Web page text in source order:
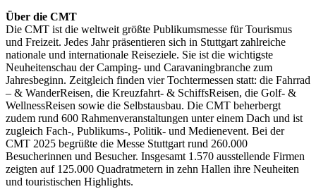
Über die CMT
Die CMT ist die weltweit größte Publikumsmesse für Tourismus
und Freizeit. Jedes Jahr präsentieren sich in Stuttgart zahlreiche
nationale und internationale Reiseziele. Sie ist die wichtigste
Neuheitenschau der Camping- und Caravaningbranche zum
Jahresbeginn. Zeitgleich finden vier Tochtermessen statt: die Fahrrad
– & WanderReisen, die Kreuzfahrt- & SchiffsReisen, die Golf- &
WellnessReisen sowie die Selbstausbau. Die CMT beherbergt
zudem rund 600 Rahmenveranstaltungen unter einem Dach und ist
zugleich Fach-, Publikums-, Politik- und Medienevent. Bei der
CMT 2025 begrüßte die Messe Stuttgart rund 260.000
Besucherinnen und Besucher. Insgesamt 1.570 ausstellende Firmen
zeigten auf 125.000 Quadratmetern in zehn Hallen ihre Neuheiten
und touristischen Highlights.